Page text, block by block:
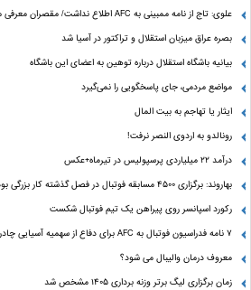
علوی: تاج از نامه ممبینی به AFC اطلاع نداشت/ مقصران معرفی می‌شوند
بصره عراق میزبان استقلال و تراکتور در آسیا شد
بیانیه باشگاه استقلال درباره توهین به اعضای این باشگاه
مواضع مردمی، جای پاسخگویی را نمی‌گیرد
ایثار یا تهاجم به بیت المال
رونالدو به اردوی النصر نرفت!
درآمد ۲۲ میلیاردی پرسپولیس در تیرماه+عکس
بهاروند: برگزاری ۴۵۰۰ مسابقه فوتبال در فصل گذشته کار بزرگی بود
رکورد اسپانسر روی پیراهن یک تیم فوتبال شکست
۷ نامه فدراسیون فوتبال به AFC برای دفاع از سهمیه آسیایی چادرملو
معروف درمان والیبال می شود؟
زمان برگزاری لیگ برتر وزنه برداری ۱۴۰۵ مشخص شد